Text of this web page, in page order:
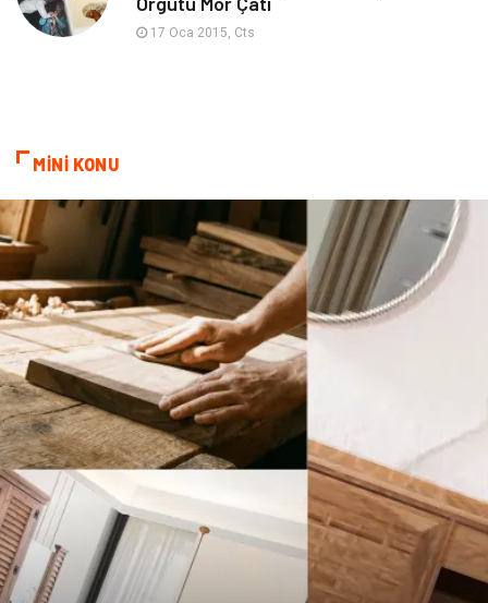
Bebek Giyim Nakliyat
Ambalaj
Bitkisel Ürünler Pazarlama
Markalar Tarım & Hayvancılık
Bilişim Dernekler ve Birlikler
İthalat İhracat
17 Oca 2015, Cts
MİNİ KONU